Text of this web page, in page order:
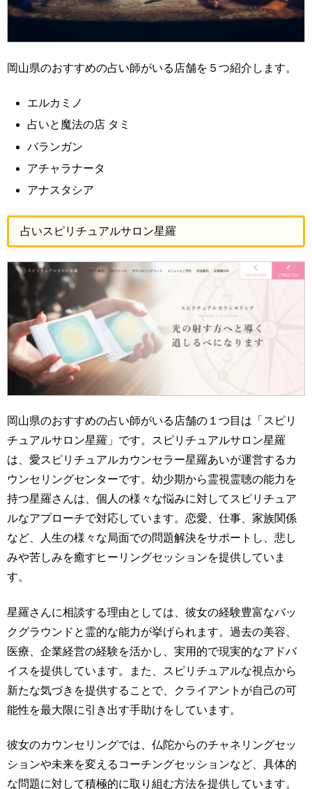
岡山県のおすすめの占い師がいる店舗を５つ紹介します。
エルカミノ
占いと魔法の店 タミ
バランガン
アチャラナータ
アナスタシア
占いスピリチュアルサロン星羅
岡山県のおすすめの占い師がいる店舗の１つ目は「スピリ
チュアルサロン星羅」です。スピリチュアルサロン星羅
は、愛スピリチュアルカウンセラー星羅あいが運営するカ
ウンセリングセンターです。幼少期から霊視霊聴の能力を
持つ星羅さんは、個人の様々な悩みに対してスピリチュア
ルなアプローチで対応しています。恋愛、仕事、家族関係
など、人生の様々な局面での問題解決をサポートし、悲し
みや苦しみを癒すヒーリングセッションを提供していま
す。
星羅さんに相談する理由としては、彼女の経験豊富なバッ
クグラウンドと霊的な能力が挙げられます。過去の美容、
医療、企業経営の経験を活かし、実用的で現実的なアドバ
イスを提供しています。また、スピリチュアルな視点から
新たな気づきを提供することで、クライアントが自己の可
能性を最大限に引き出す手助けをしています。
彼女のカウンセリングでは、仏陀からのチャネリングセッ
ションや未来を変えるコーチングセッションなど、具体的
な問題に対して積極的に取り組む方法を提供しています。